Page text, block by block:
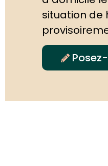
situation de